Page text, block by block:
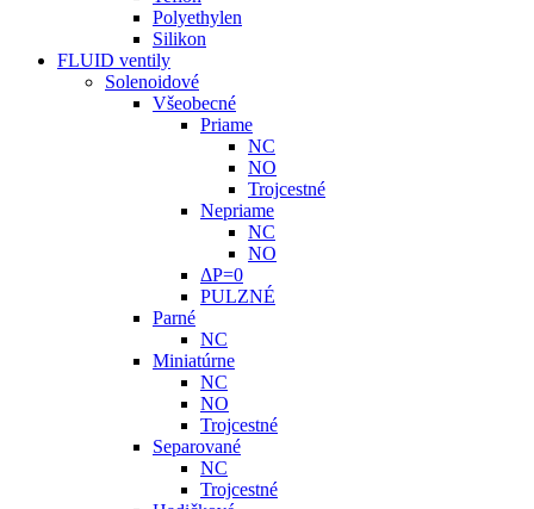
Polyethylen
Silikon
FLUID ventily
Solenoidové
Všeobecné
Priame
NC
NO
Trojcestné
Nepriame
NC
NO
ΔP=0
PULZNÉ
Parné
NC
Miniatúrne
NC
NO
Trojcestné
Separované
NC
Trojcestné